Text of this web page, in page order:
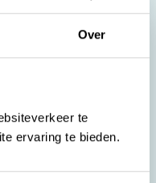
Over
te
ervaring te bieden.
en krasvaste